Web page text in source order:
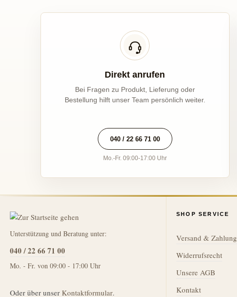
Direkt anrufen
Bei Fragen zu Produkt, Lieferung oder
Bestellung hilft unser Team persönlich weiter.
040 / 22 66 71 00
Mo.-Fr. 09:00-17:00 Uhr
Unterstützung und Beratung unter:
040 / 22 66 71 00
Mo. - Fr. von 09:00 - 17:00 Uhr
Oder über unser Kontaktformular.
SHOP SERVICE
Versand & Zahlung
Widerrufsrecht
Unsere AGB
Kontakt